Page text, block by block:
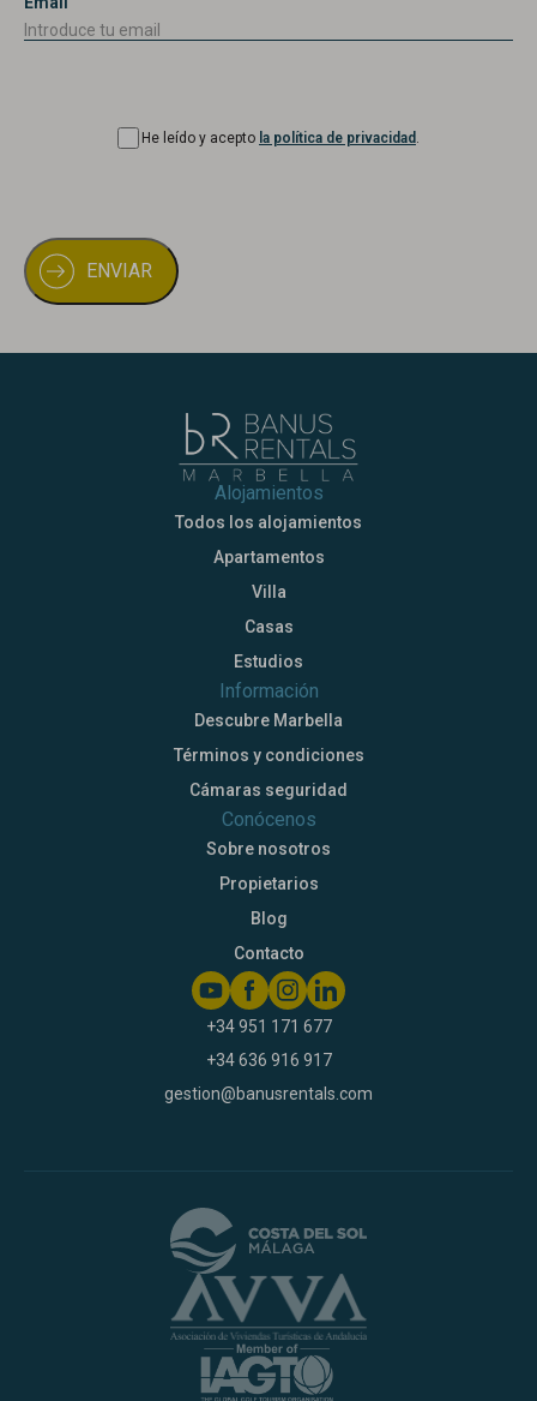
He leído y acepto la política de privacidad .
Alojamientos
Todos los alojamientos
Apartamentos
Villa
Casas
Estudios
Información
Descubre Marbella
Términos y condiciones
Cámaras seguridad
Conócenos
Sobre nosotros
Propietarios
Blog
Contacto
+34 951 171 677
+34 636 916 917
gestion@banusrentals.com